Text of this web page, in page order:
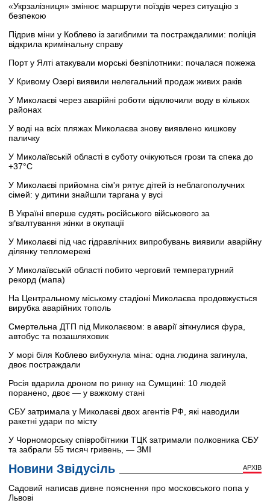
«Укрзалізниця» змінює маршрути поїздів через ситуацію з
безпекою
Підрив міни у Коблево із загиблими та постраждалими: поліція
відкрила кримінальну справу
Порт у Ялті атакували морські безпілотники: почалася пожежа
У Кривому Озері виявили нелегальний продаж живих раків
У Миколаєві через аварійні роботи відключили воду в кількох
районах
У воді на всіх пляжах Миколаєва знову виявлено кишкову
паличку
У Миколаївській області в суботу очікуються грози та спека до
+37°C
У Миколаєві прийомна сім'я рятує дітей із неблагополучних
сімей: у дитини знайшли таргана у вусі
В Україні вперше судять російського військового за
зґвалтування жінки в окупації
У Миколаєві під час гідравлічних випробувань виявили аварійну
ділянку тепломережі
У Миколаївській області побито черговий температурний
рекорд (мапа)
На Центральному міському стадіоні Миколаєва продовжується
вирубка аварійних тополь
Смертельна ДТП під Миколаєвом: в аварії зіткнулися фура,
автобус та позашляховик
У морі біля Коблево вибухнула міна: одна людина загинула,
двоє постраждали
Росія вдарила дроном по ринку на Сумщині: 10 людей
поранено, двоє — у важкому стані
СБУ затримала у Миколаєві двох агентів РФ, які наводили
ракетні удари по місту
У Чорноморську співробітники ТЦК затримали полковника СБУ
та забрали 55 тисяч гривень, — ЗМІ
Новини Звідусіль АРХІВ
Садовий написав дивне пояснення про московського попа у
Львові